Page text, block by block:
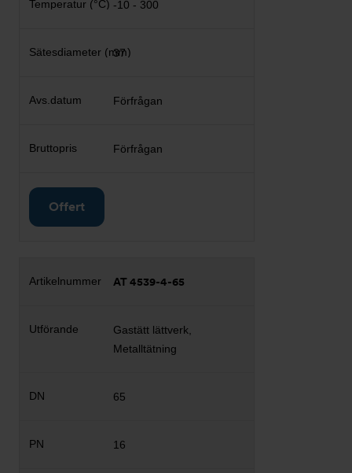
-10 - 300
37
Förfrågan
Förfrågan
Offert
AT 4539-4-65
Gastätt lättverk,
Metalltätning
65
16